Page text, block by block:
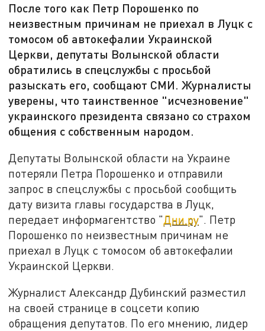
После того как Петр Порошенко по
неизвестным причинам не приехал в Луцк с
томосом об автокефалии Украинской
Церкви, депутаты Волынской области
обратились в спецслужбы с просьбой
разыскать его, сообщают СМИ. Журналисты
уверены, что таинственное "исчезновение"
украинского президента связано со страхом
общения с собственным народом.
Депутаты Волынской области на Украине
потеряли Петра Порошенко и отправили
запрос в спецслужбы с просьбой сообщить
дату визита главы государства в Луцк,
передает информагентство "Дни.ру". Петр
Порошенко по неизвестным причинам не
приехал в Луцк с томосом об автокефалии
Украинской Церкви.
Журналист Александр Дубинский разместил
на своей странице в соцсети копию
обращения депутатов. По его мнению, лидер